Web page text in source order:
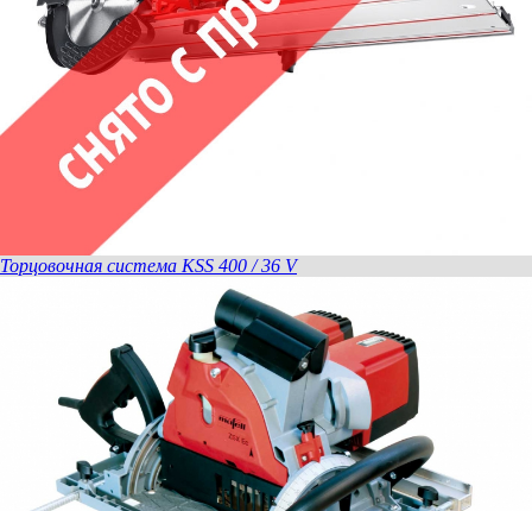
Торцовочная система KSS 400 / 36 V